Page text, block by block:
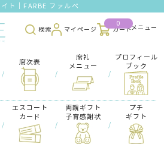
ト｜FARBE ファルベ
検索 マイページ
0
カート
/
席次表
/
席礼
メニュー
/
プロフィール
ブック
/
エスコート
カード
/
両親ギフト
子育感謝状
/
プチ
ギフト